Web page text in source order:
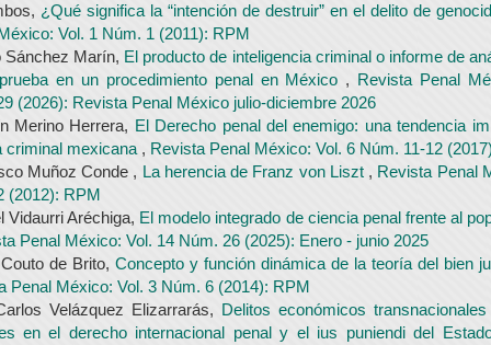
¿Qué significa la “intención de destruir” en el delito de
Vol. 1 Núm. 1 (2011): RPM
Sánchez Marín, El producto de inteligencia criminal o informe de
en un procedimiento penal en México , Revista Penal
(2026): Revista Penal México julio-diciembre 2026
Merino Herrera, El Derecho penal del enemigo: una tendencia
criminal mexicana , Revista Penal México: Vol. 6 Núm. 11-12
Muñoz Conde , La herencia de Franz von Liszt , Revista Penal
(2012): RPM
Vidaurri Aréchiga, El modelo integrado de ciencia penal frente al
Penal México: Vol. 14 Núm. 26 (2025): Enero - junio 2025
de Brito, Concepto y función dinámica de la teoría del bien
Penal México: Vol. 3 Núm. 6 (2014): RPM
Velázquez Elizarrarás, Delitos económicos
en el derecho internacional penal y el ius puniendi del